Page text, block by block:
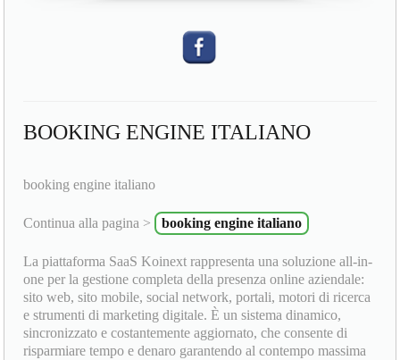
BOOKING ENGINE ITALIANO
booking engine italiano
Continua alla pagina > booking engine italiano
La piattaforma SaaS Koinext rappresenta una soluzione all-in-
one per la gestione completa della presenza online aziendale:
sito web, sito mobile, social network, portali, motori di ricerca
e strumenti di marketing digitale. È un sistema dinamico,
sincronizzato e costantemente aggiornato, che consente di
risparmiare tempo e denaro garantendo al contempo massima